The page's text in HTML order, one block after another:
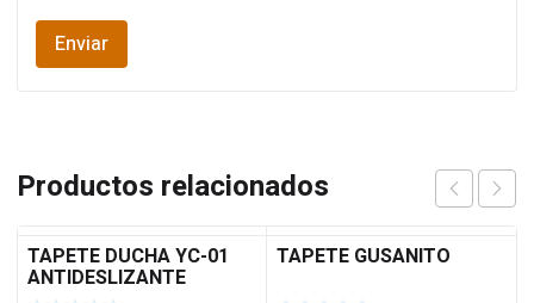
Productos relacionados
TAPETE DUCHA YC-01
ANTIDESLIZANTE
TAPETE GUSANITO